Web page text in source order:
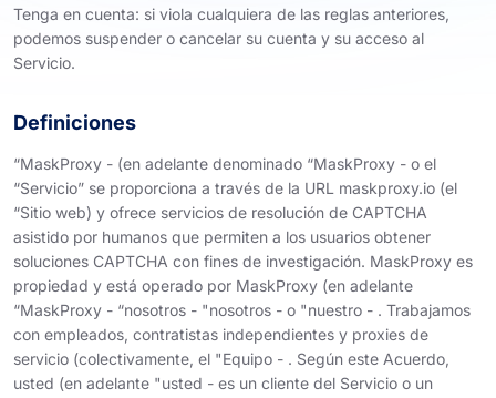
Tenga en cuenta: si viola cualquiera de las reglas anteriores,
podemos suspender o cancelar su cuenta y su acceso al
Servicio.
Definiciones
“MaskProxy - (en adelante denominado “MaskProxy - o el
“Servicio” se proporciona a través de la URL maskproxy.io (el
“Sitio web) y ofrece servicios de resolución de CAPTCHA
asistido por humanos que permiten a los usuarios obtener
soluciones CAPTCHA con fines de investigación. MaskProxy es
propiedad y está operado por MaskProxy (en adelante
“MaskProxy - “nosotros - "nosotros - o "nuestro - . Trabajamos
con empleados, contratistas independientes y proxies de
servicio (colectivamente, el "Equipo - . Según este Acuerdo,
usted (en adelante "usted - es un cliente del Servicio o un